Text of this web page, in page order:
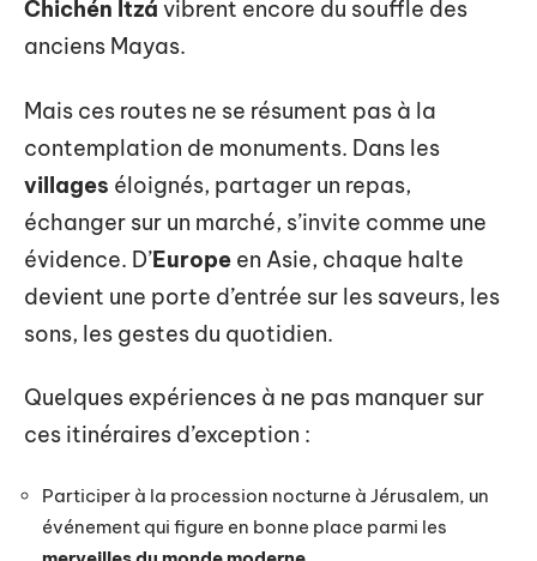
Chichén Itzá vibrent encore du souffle des
anciens Mayas.
Mais ces routes ne se résument pas à la
contemplation de monuments. Dans les
villages éloignés, partager un repas,
échanger sur un marché, s’invite comme une
évidence. D’Europe en Asie, chaque halte
devient une porte d’entrée sur les saveurs, les
sons, les gestes du quotidien.
Quelques expériences à ne pas manquer sur
ces itinéraires d’exception :
Participer à la procession nocturne à Jérusalem, un
événement qui figure en bonne place parmi les